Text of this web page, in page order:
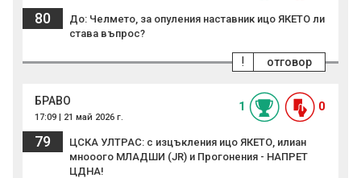
80
До: Челмето, за опуления наставник ицо ЯКЕТО ли
става въпрос?
отговор
!
БРАВО
17:09 | 21 май 2026 г.
1 0
79
ЦСКА УЛТРАС: с изцъкления ицо ЯКЕТО, илиан
мнооого МЛАДШИ (JR) и Прогонения - НАПРЕТ
ЦДНА!